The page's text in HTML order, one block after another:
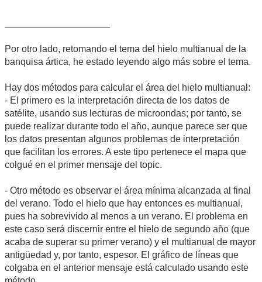
Por otro lado, retomando el tema del hielo multianual de la
banquisa ártica, he estado leyendo algo más sobre el tema.
Hay dos métodos para calcular el área del hielo multianual:
- El primero es la interpretación directa de los datos de
satélite, usando sus lecturas de microondas; por tanto, se
puede realizar durante todo el año, aunque parece ser que
los datos presentan algunos problemas de interpretación
que facilitan los errores. A este tipo pertenece el mapa que
colgué en el primer mensaje del topic.
- Otro método es observar el área mínima alcanzada al final
del verano. Todo el hielo que hay entonces es multianual,
pues ha sobrevivido al menos a un verano. El problema en
este caso será discernir entre el hielo de segundo año (que
acaba de superar su primer verano) y el multianual de mayor
antigüedad y, por tanto, espesor. El gráfico de líneas que
colgaba en el anterior mensaje está calculado usando este